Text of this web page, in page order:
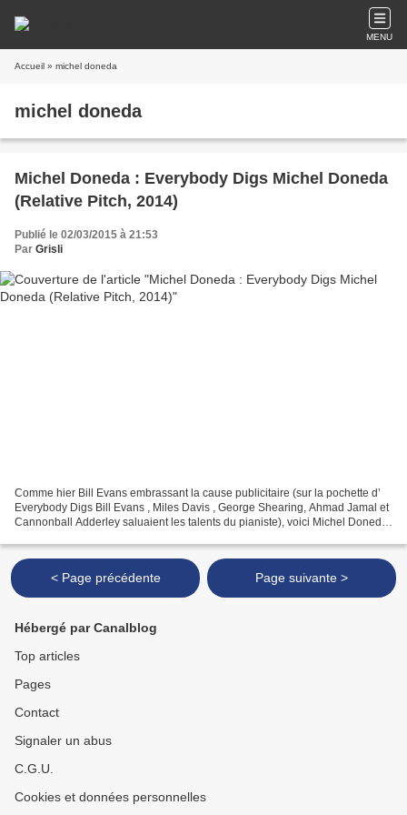
MENU
Accueil » michel doneda
michel doneda
Michel Doneda : Everybody Digs Michel Doneda
(Relative Pitch, 2014)
Publié le 02/03/2015 à 21:53
Par Grisli
Comme hier Bill Evans embrassant la cause publicitaire (sur la pochette d’
Everybody Digs Bill Evans , Miles Davis , George Shearing, Ahmad Jamal et
Cannonball Adderley saluaient les talents du pianiste), voici Michel Doneda
< Page précédente Page suivante >
Hébergé par Canalblog
Top articles
Pages
Contact
Signaler un abus
C.G.U.
Cookies et données personnelles